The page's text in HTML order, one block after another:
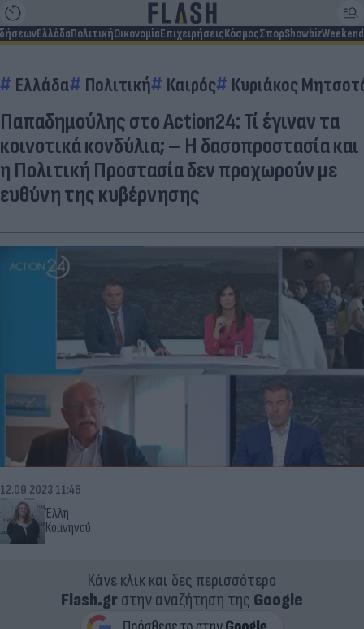
ΕλλάδαΠολιτικήΟικονομίαΕπιχειρήσειςΚόσμοςΣπορShowbizWeekend
Ελλάδα Πολιτική Καιρός Κυριάκος
Παπαδημούλης στο Action24: Τί έγιναν τα
κοινοτικά κονδύλια; – Η δασοπροστασία και
η Πολιτική Προστασία δεν προχωρούν με
ευθύνη της κυβέρνησης
Έλλη
Κομνηνού
12.09.2023 11:46
Κάνε κλικ και δες περισσότερο
Flash.grστην αναζήτηση της Google